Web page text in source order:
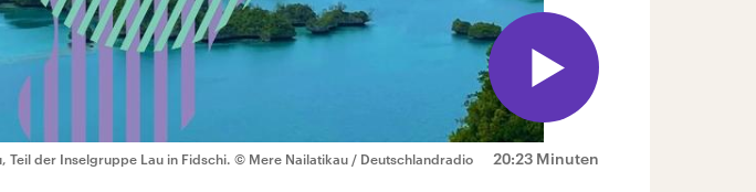
20:23 Minuten
Teil der Inselgruppe Lau in Fidschi. © Mere Nailatikau / Deutschlandradio